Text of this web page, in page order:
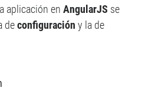
aplicación enAngularJS se
deconfiguración y la de